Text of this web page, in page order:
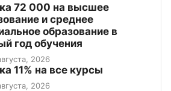
72 000 на высшее
и среднее
образование в
год обучения
2026
11% на все курсы
2026